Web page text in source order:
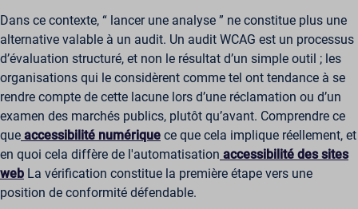
Dans ce contexte, “ lancer une analyse ” ne constitue plus une
alternative valable à un audit. Un audit WCAG est un processus
d’évaluation structuré, et non le résultat d’un simple outil ; les
organisations qui le considèrent comme tel ont tendance à se
rendre compte de cette lacune lors d’une réclamation ou d’un
examen des marchés publics, plutôt qu’avant. Comprendre ce
que accessibilité numérique ce que cela implique réellement, et
en quoi cela diffère de l'automatisation accessibilité des sites
web La vérification constitue la première étape vers une
position de conformité défendable.